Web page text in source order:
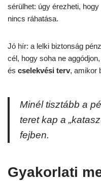
sérülhet: úgy érezheti,
nincs ráhatása.
Jó hír: a lelki biztonság
cél, hogy soha ne
és cselekvési terv, amikor
Minél tisztább a
teret kap a
fejben.
Gyakorlati